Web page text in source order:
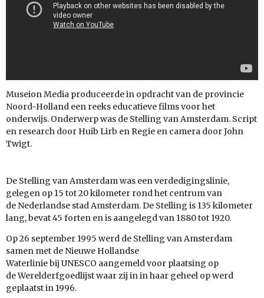
Museion Media produceerde in opdracht van de provincie
Noord-Holland een reeks educatieve films voor het
onderwijs. Onderwerp was de Stelling van Amsterdam. Script
en research door Huib Lirb en Regie en camera door John
Twigt.
De Stelling van Amsterdam was een verdedigingslinie,
gelegen op 15 tot 20 kilometer rond het centrum van
de Nederlandse stad Amsterdam. De Stelling is 135 kilometer
lang, bevat 45 forten en is aangelegd van 1880 tot 1920.
Op 26 september 1995 werd de Stelling van Amsterdam
samen met de Nieuwe Hollandse
Waterlinie bij UNESCO aangemeld voor plaatsing op
de Werelderfgoedlijst waar zij in in haar geheel op werd
geplaatst in 1996.